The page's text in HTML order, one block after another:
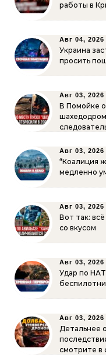
работы в
Авг 04, 2026
Украина
просить
Авг 03, 2026
В Помойке
Авг 03, 2026
“Коалиция
медленно
Авг 03, 2026
Вот так:
со вкусом
Авг 03, 2026
Удар по
Авг 03, 2026
Детальнее о
смотрите в